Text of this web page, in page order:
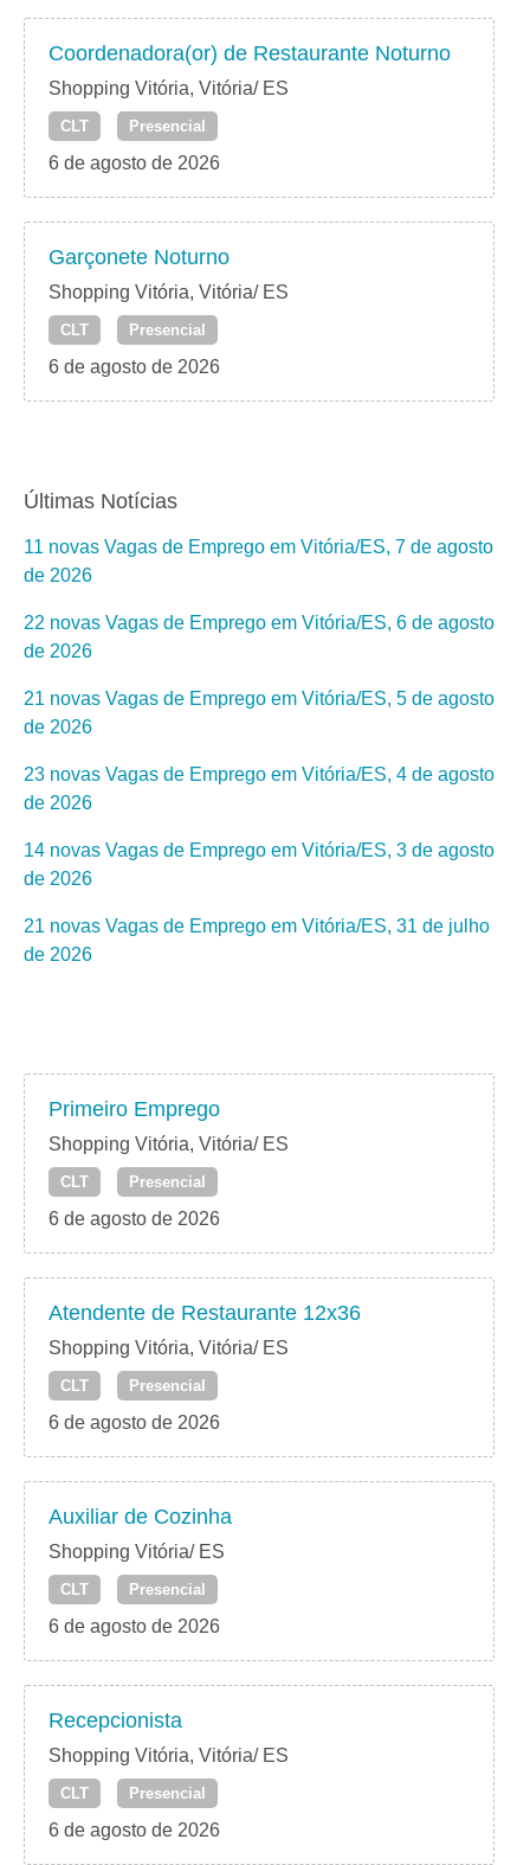
Coordenadora(or) de Restaurante Noturno
Shopping Vitória, Vitória/ ES
CLT Presencial
6 de agosto de 2026
Garçonete Noturno
Shopping Vitória, Vitória/ ES
CLT Presencial
6 de agosto de 2026
Últimas Notícias
11 novas Vagas de Emprego em Vitória/ES, 7 de agosto
de 2026
22 novas Vagas de Emprego em Vitória/ES, 6 de agosto
de 2026
21 novas Vagas de Emprego em Vitória/ES, 5 de agosto
de 2026
23 novas Vagas de Emprego em Vitória/ES, 4 de agosto
de 2026
14 novas Vagas de Emprego em Vitória/ES, 3 de agosto
de 2026
21 novas Vagas de Emprego em Vitória/ES, 31 de julho
de 2026
Primeiro Emprego
Shopping Vitória, Vitória/ ES
CLT Presencial
6 de agosto de 2026
Atendente de Restaurante 12x36
Shopping Vitória, Vitória/ ES
CLT Presencial
6 de agosto de 2026
Auxiliar de Cozinha
Shopping Vitória/ ES
CLT Presencial
6 de agosto de 2026
Recepcionista
Shopping Vitória, Vitória/ ES
CLT Presencial
6 de agosto de 2026